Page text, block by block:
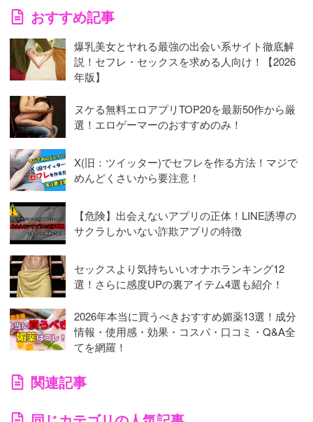
おすすめ記事
爆乳美女とヤれる最強の出会い系サイト徹底解
説！セフレ・セックスを求める人向け！【2026
年版】
ヌケる無料エロアプリTOP20を最新50作から厳
選！エロゲーマーのおすすめのみ！
X(旧：ツイッター)でセフレを作る方法！マジで
めんどくさいから要注意！
【危険】出会えないアプリの正体！LINE誘導の
サクラしかいない詐欺アプリの特徴
セックスより気持ちいいオナホランキング12
選！さらに感度UPの裏アイテム4選も紹介！
2026年本当に買うべきおすすめ媚薬13選！成分
情報・使用感・効果・コスパ・口コミ・Q&A全
てを網羅！
関連記事